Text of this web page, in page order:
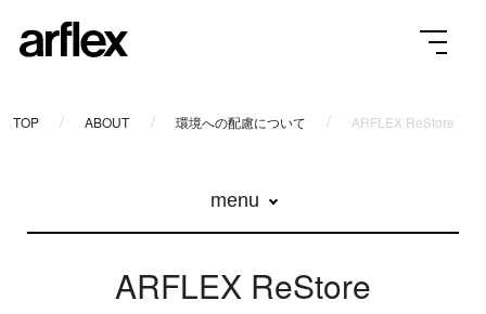
TOP ABOUT 環境への配慮について ARFLEX ReStore
menu
ARFLEX ReStore